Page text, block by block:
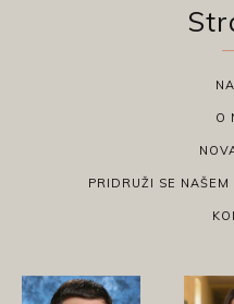
O
PRIDRUŽI SE